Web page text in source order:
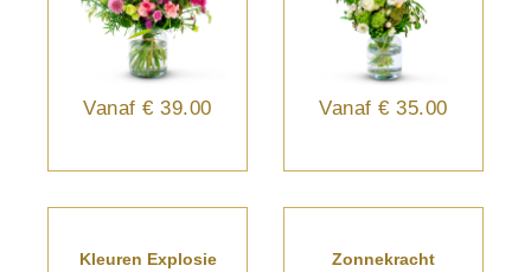
Vanaf € 39.00 Vanaf € 35.00
Kleuren Explosie Zonnekracht